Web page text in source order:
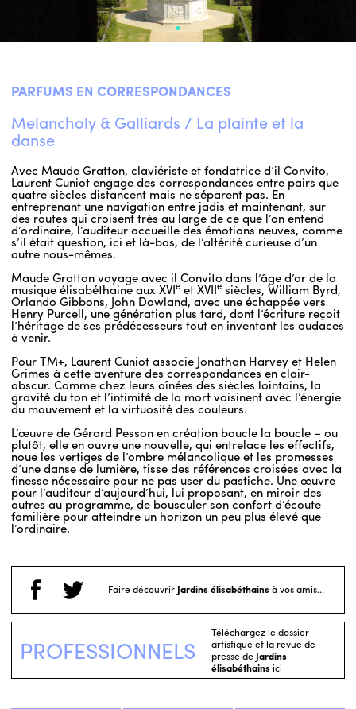
PARFUMS EN CORRESPONDANCES
Melancholy & Galliards / La plainte et la
danse
Avec Maude Gratton, claviériste et fondatrice d’il Convito,
Laurent Cuniot engage des correspondances entre pairs que
quatre siècles distancent mais ne séparent pas. En
entreprenant une navigation entre jadis et maintenant, sur
des routes qui croisent très au large de ce que l’on entend
d’ordinaire, l’auditeur accueille des émotions neuves, comme
s’il était question, ici et là-bas, de l’altérité curieuse d’un
autre nous-mêmes.
Maude Gratton voyage avec il Convito dans l’âge d’or de la
musique élisabéthaine aux XVIe et XVIIe siècles, William Byrd,
Orlando Gibbons, John Dowland, avec une échappée vers
Henry Purcell, une génération plus tard, dont l’écriture reçoit
l’héritage de ses prédécesseurs tout en inventant les audaces
à venir.
Pour TM+, Laurent Cuniot associe Jonathan Harvey et Helen
Grimes à cette aventure des correspondances en clair-
obscur. Comme chez leurs aînées des siècles lointains, la
gravité du ton et l’intimité de la mort voisinent avec l’énergie
du mouvement et la virtuosité des couleurs.
L’œuvre de Gérard Pesson en création boucle la boucle – ou
plutôt, elle en ouvre une nouvelle, qui entrelace les effectifs,
noue les vertiges de l’ombre mélancolique et les promesses
d’une danse de lumière, tisse des références croisées avec la
finesse nécessaire pour ne pas user du pastiche. Une œuvre
pour l’auditeur d’aujourd’hui, lui proposant, en miroir des
autres au programme, de bousculer son confort d’écoute
familière pour atteindre un horizon un peu plus élevé que
l’ordinaire.
Faire découvrir Jardins élisabéthainsà vos amis...
PROFESSIONNELS
Téléchargez le dossier
artistique et la revue de
presse de Jardins
élisabéthainsici